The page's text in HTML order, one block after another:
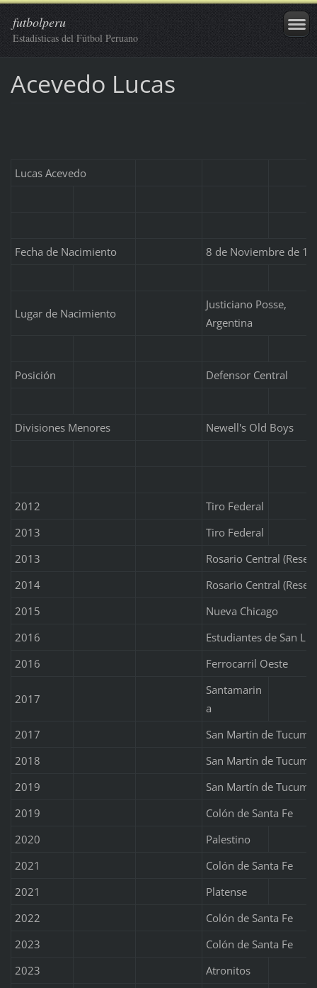
futbolperu
Estadísticas del Fútbol Peruano
Acevedo Lucas
Lucas Acevedo
Fecha de Nacimiento 8 de Noviembre de
Lugar de Nacimiento
Justiciano Posse,
Argentina
Posición Defensor Central
Divisiones Menores Newell's Old Boys
2012
Tiro Federal
2013
Tiro Federal
2013
Rosario Central
2014
Rosario Central
2015
Nueva Chicago
2016
Estudiantes de San
2016
Ferrocarril Oeste
2017
Santamarin
a
2017
San Martín de
2018
San Martín de
2019
San Martín de
2019
Colón de Santa Fe
2020
Palestino
2021
Colón de Santa Fe
2021
Platense
2022
Colón de Santa Fe
2023
Colón de Santa Fe
2023
Atronitos